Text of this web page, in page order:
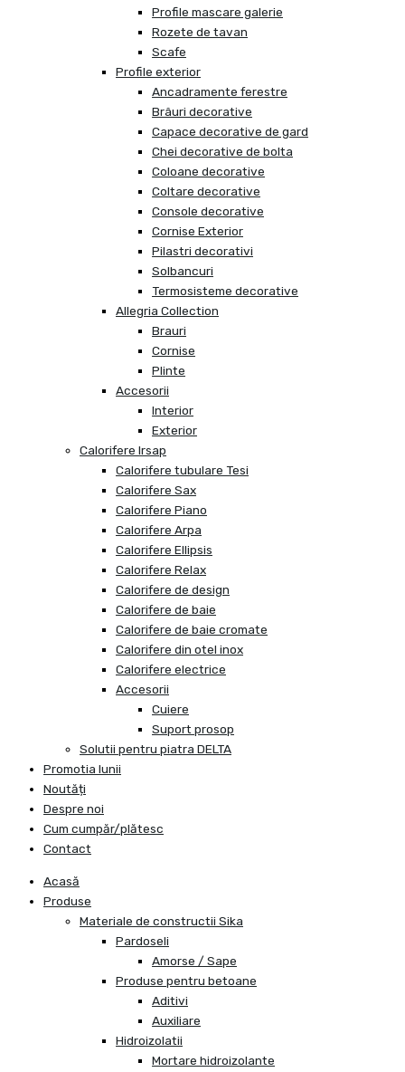
Profile mascare galerie
Rozete de tavan
Scafe
Profile exterior
Ancadramente ferestre
Brâuri decorative
Capace decorative de gard
Chei decorative de bolta
Coloane decorative
Coltare decorative
Console decorative
Cornise Exterior
Pilastri decorativi
Solbancuri
Termosisteme decorative
Allegria Collection
Brauri
Cornise
Plinte
Accesorii
Interior
Exterior
Calorifere Irsap
Calorifere tubulare Tesi
Calorifere Sax
Calorifere Piano
Calorifere Arpa
Calorifere Ellipsis
Calorifere Relax
Calorifere de design
Calorifere de baie
Calorifere de baie cromate
Calorifere din otel inox
Calorifere electrice
Accesorii
Cuiere
Suport prosop
Solutii pentru piatra DELTA
Promotia lunii
Noutăți
Despre noi
Cum cumpăr/plătesc
Contact
Acasă
Produse
Materiale de constructii Sika
Pardoseli
Amorse / Sape
Produse pentru betoane
Aditivi
Auxiliare
Hidroizolatii
Mortare hidroizolante